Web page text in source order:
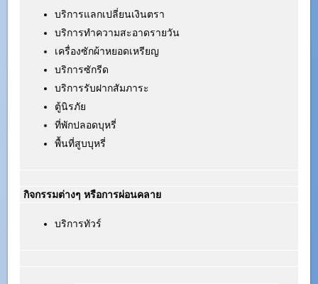
บริการแลกเปลี่ยนเงินตรา
บริการทำความสะอาดรายวัน
เครื่องซักผ้าหยอดเหรียญ
บริการซักรีด
บริการรับฝากสัมภาระ
ตู้นิรภัย
ที่พักปลอดบุหรี่
พื้นที่สูบบุหรี่
กิจกรรมต่างๆ หรือการผ่อนคลาย
บริการทัวร์